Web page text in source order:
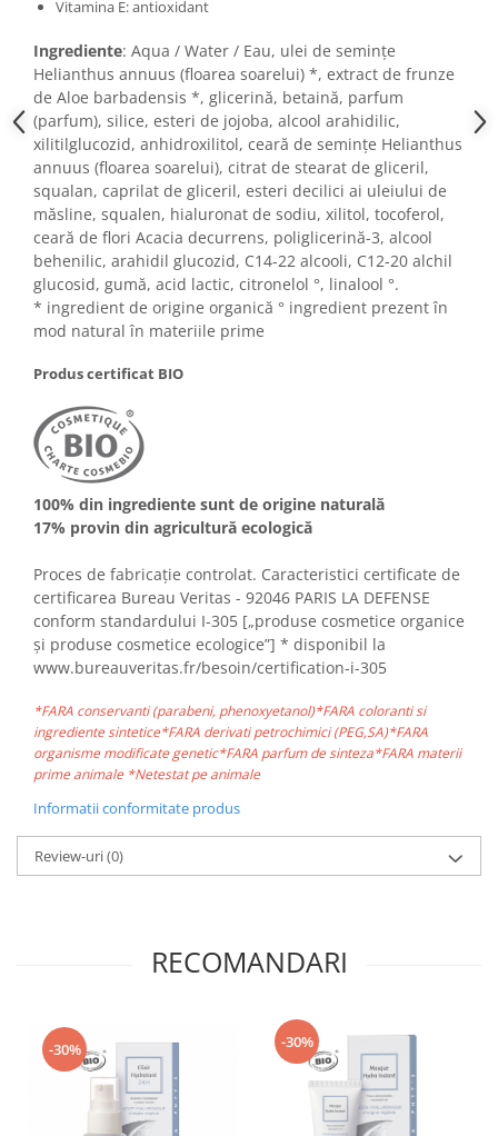
Vitamina E: antioxidant
Ingrediente: Aqua / Water / Eau, ulei de semințe
Helianthus annuus (floarea soarelui) *, extract de frunze
de Aloe barbadensis *, glicerină, betaină, parfum
(parfum), silice, esteri de jojoba, alcool arahidilic,
xilitilglucozid, anhidroxilitol, ceară de semințe Helianthus
annuus (floarea soarelui), citrat de stearat de gliceril,
squalan, caprilat de gliceril, esteri decilici ai uleiului de
măsline, squalen, hialuronat de sodiu, xilitol, tocoferol,
ceară de flori Acacia decurrens, poliglicerină-3, alcool
behenilic, arahidil glucozid, C14-22 alcooli, C12-20 alchil
glucosid, gumă, acid lactic, citronelol °, linalool °.
* ingredient de origine organică ° ingredient prezent în
mod natural în materiile prime
Produs certificat BIO
100% din ingrediente sunt de origine naturală
17% provin din agricultură ecologică
Proces de fabricație controlat. Caracteristici certificate de
certificarea Bureau Veritas - 92046 PARIS LA DEFENSE
conform standardului I-305 [„produse cosmetice organice
și produse cosmetice ecologice”] * disponibil la
www.bureauveritas.fr/besoin/certification-i-305
*FARA conservanti (parabeni, phenoxyetanol)*FARA coloranti si
ingrediente sintetice*FARA derivati petrochimici (PEG,SA)*FARA
organisme modificate genetic*FARA parfum de sinteza*FARA materii
prime animale *Netestat pe animale
Informatii conformitate produs
Review-uri(0)
RECOMANDARI
-30% -30%